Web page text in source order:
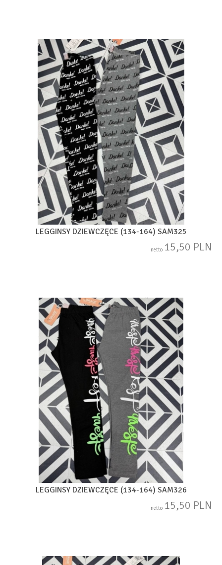
LEGGINSY DZIEWCZĘCE (134-164) SAM325
netto 15,50 PLN
LEGGINSY DZIEWCZĘCE (134-164) SAM326
netto 15,50 PLN